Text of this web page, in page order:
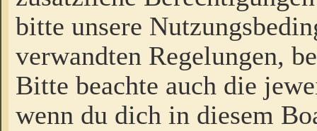
bitte unsere
verwandten Regelungen,
Bitte beachte auch die
wenn du dich in diesem